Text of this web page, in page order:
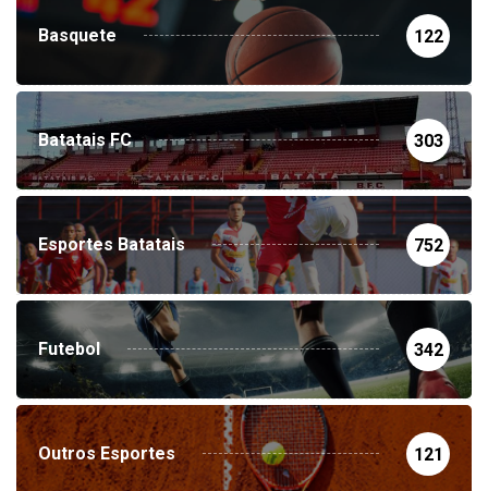
Basquete 122
Batatais FC 303
Esportes Batatais 752
Futebol 342
Outros Esportes 121